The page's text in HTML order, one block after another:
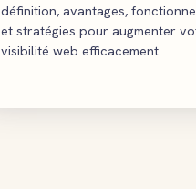
définition, avantages,
et stratégies pour augmenter
visibilité web efficacement.